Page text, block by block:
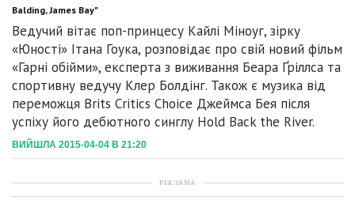
Balding, James Bay"
Ведучий вітає поп-принцесу Кайлі Міноуг, зірку
«Юності» Ітана Гоука, розповідає про свій новий фільм
«Гарні обійми», експерта з виживання Беара Ґріллса та
спортивну ведучу Клер Болдінг. Також є музика від
переможця Brits Critics Choice Джеймса Бея після
успіху його дебютного синглу Hold Back the River.
ВИЙШЛА 2015-04-04 В 21:20
РЕКЛАМА